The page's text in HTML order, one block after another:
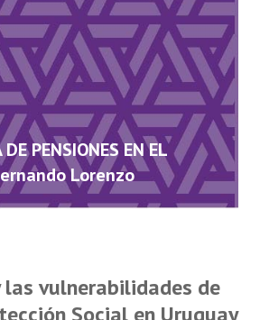
PENSIONES EN EL
Lorenzo
las vulnerabilidades de
Social en Uruguay